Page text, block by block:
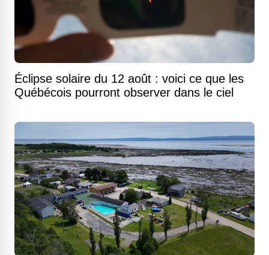
Éclipse solaire du 12 août : voici ce que les
Québécois pourront observer dans le ciel